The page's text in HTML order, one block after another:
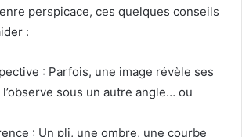
perspicace, ces quelques conseils
:
: Parfois, une image révèle ses
sous un autre angle… ou
: Un pli, une ombre, une courbe